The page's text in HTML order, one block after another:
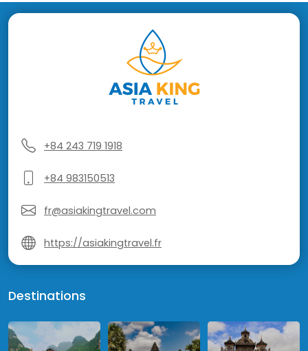
+84 243 719 1918
+84 983150513
fr@asiakingtravel.com
https://asiakingtravel.fr
Destinations